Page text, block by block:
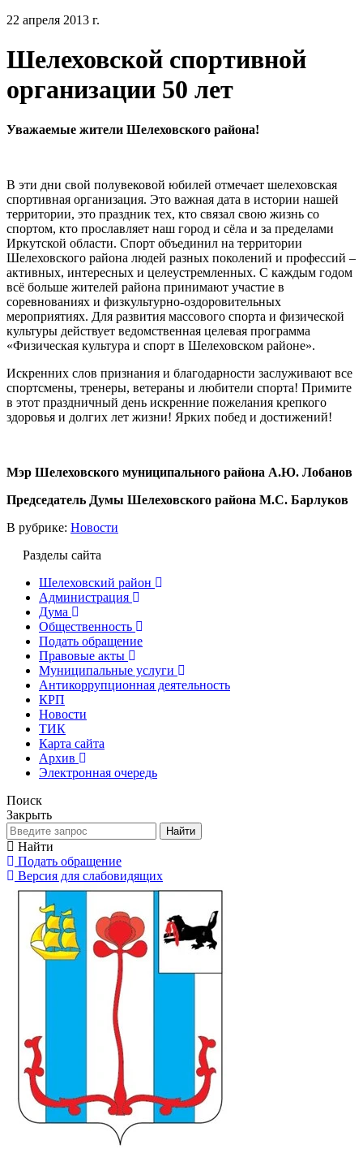
22 апреля 2013 г.
Шелеховской спортивной
организации 50 лет
Уважаемые жители Шелеховского района!
В эти дни свой полувековой юбилей отмечает шелеховская
спортивная организация. Это важная дата в истории нашей
территории, это праздник тех, кто связал свою жизнь со
спортом, кто прославляет наш город и сёла и за пределами
Иркутской области. Спорт объединил на территории
Шелеховского района людей разных поколений и профессий –
активных, интересных и целеустремленных. С каждым годом
всё больше жителей района принимают участие в
соревнованиях и физкультурно-оздоровительных
мероприятиях. Для развития массового спорта и физической
культуры действует ведомственная целевая программа
«Физическая культура и спорт в Шелеховском районе».
Искренних слов признания и благодарности заслуживают все
спортсмены, тренеры, ветераны и любители спорта! Примите
в этот праздничный день искренние пожелания крепкого
здоровья и долгих лет жизни! Ярких побед и достижений!
Мэр Шелеховского муниципального района А.Ю. Лобанов
Председатель Думы Шелеховского района М.С. Барлуков
В рубрике: Новости
Разделы сайта
Шелеховский район
Администрация
Дума
Общественность
Подать обращение
Правовые акты
Муниципальные услуги
Антикоррупционная деятельность
КРП
Новости
ТИК
Карта сайта
Архив
Электронная очередь
Поиск
Закрыть
Найти
Найти
Подать обращение
Версия для слабовидящих